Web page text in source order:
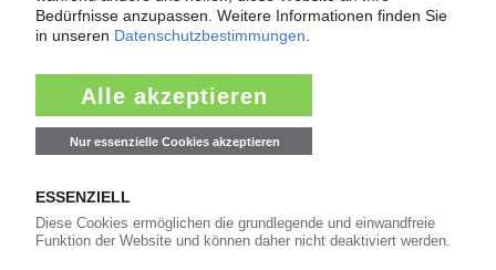
Als einer der Internet-Pioniere der Kunststoffindustrie
versorgt das KunststoffWeb bereits seit 1996 die Fach-
und Führungskräfte der Branche mit täglichen
Nachrichten rund um das Thema "Kunststoffe". Im Fokus
der Berichterstattung ist dabei die Preisentwicklung für
Kunststoffe sowie Märkte, Unternehmen, Produkte,
Weiterhin bietet das KunststoffWeb geeignete